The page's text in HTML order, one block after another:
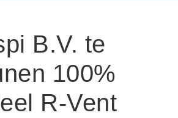
B.V. te
100%
R-Vent